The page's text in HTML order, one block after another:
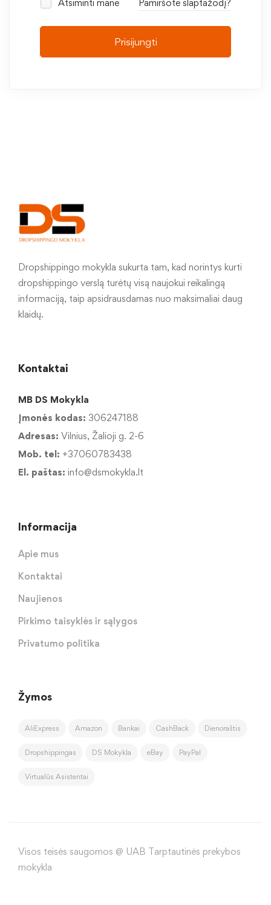
Atsiminti mane Pamiršote slaptažodį?
Prisijungti
Dropshippingo mokykla sukurta tam, kad norintys kurti
dropshippingo verslą turėtų visą naujokui reikalingą
informaciją, taip apsidrausdamas nuo maksimaliai daug
klaidų.
Kontaktai
MB DS Mokykla
Įmonės kodas: 306247188
Adresas: Vilnius, Žalioji g. 2-6
Mob. tel: +37060783438
El. paštas: info@dsmokykla.lt
Informacija
Apie mus
Kontaktai
Naujienos
Pirkimo taisyklės ir sąlygos
Privatumo politika
Žymos
AliExpress Amazon Bankai CashBack Dienoraštis
Dropshippingas DS Mokykla eBay PayPal
Virtualūs Asistentai
Visos teisės saugomos @ UAB Tarptautinės prekybos
mokykla